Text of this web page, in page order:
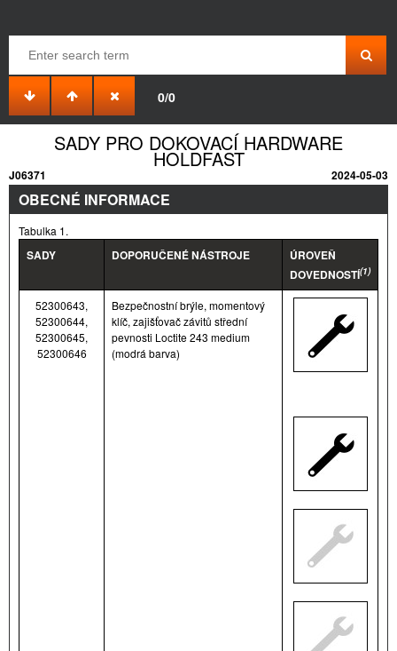
0/0
SADY PRO DOKOVACÍ HARDWARE
HOLDFAST
J06371 2024-05-03
OBECNÉ INFORMACE
Tabulka 1.
SADY DOPORUČENÉ NÁSTROJE
ÚROVEŇ
DOVEDNOSTÍ(1)
52300643,
52300644,
52300645,
52300646
Bezpečnostní brýle, momentový
klíč, zajišťovač závitů střední
pevnosti Loctite 243 medium
(modrá barva)